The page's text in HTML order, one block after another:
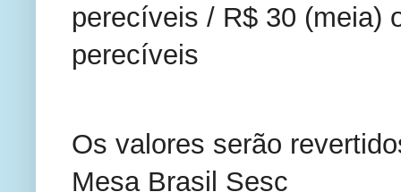
perecíveis / R$ 30 (meia)
perecíveis
Os valores serão
Mesa Brasil Sesc